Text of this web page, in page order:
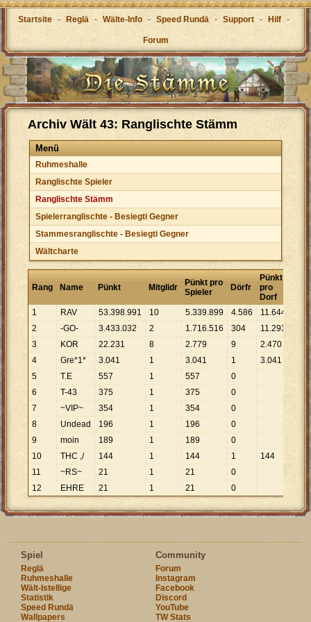
Startsite - Reglä - Wälte-Info - Speed Rundä - Support - Hilf -
Forum
Archiv Wält 43: Ranglischte Stämm
Menü
Ruhmeshalle
Ranglischte Spieler
Ranglischte Stämm
Spielerranglischte - Besiegti Gegner
Stammesranglischte - Besiegti Gegner
Wältcharte
Rang Name Pünkt Mitglidr
Pünkt pro
Spieler
Dörfr
Pünkt
pro
Dorf
1
RAV 53.398.991 10 5.339.899 4.586 11.644
2
-GO- 3.433.032 2 1.716.516 304 11.293
3
KOR 22.231 8 2.779 9 2.470
4
Gre*1* 3.041 1 3.041 1 3.041
5
T.E 557 1 557
0
6
T-43 375 1 375
0
7
~VIP~ 354 1 354
0
8
Undead 196 1 196
0
9
moin 189 1 189
0
10
THC ,/ 144 1 144 1
144
11
~RS~ 21 1 21
0
12
EHRE 21 1 21 0
Spiel
Reglä
Ruhmeshalle
Wält-Istellige
Statistik
Speed Rundä
Wallpapers
Community
Forum
Instagram
Facebook
Discord
YouTube
TW Stats